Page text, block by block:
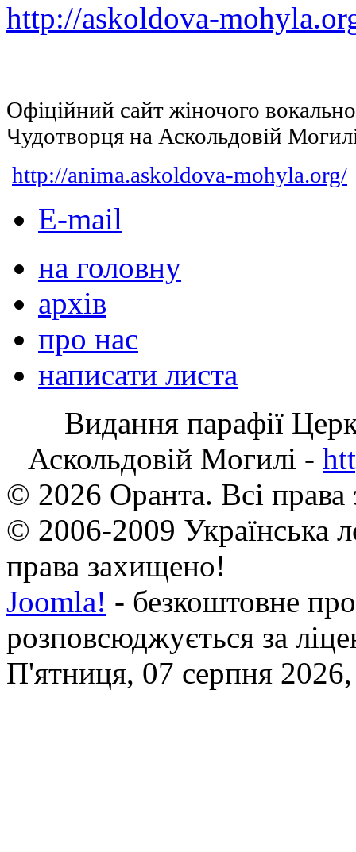
http://askoldova-
Офіційний сайт жіночого
Чудотворця на Аскольдовій
http://anima.askoldova-mohyla.org/
E-mail
на головну
архів
про нас
написати листа
Видання парафії
Аскольдовій Могилі -
© 2026 Оранта. Всі
© 2006-2009 Українська
права захищено!
Joomla! - безкоштовне
розповсюджується за
П'ятниця, 07 серпня